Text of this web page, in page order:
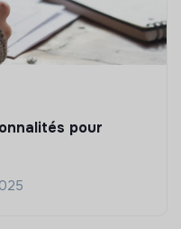
pour